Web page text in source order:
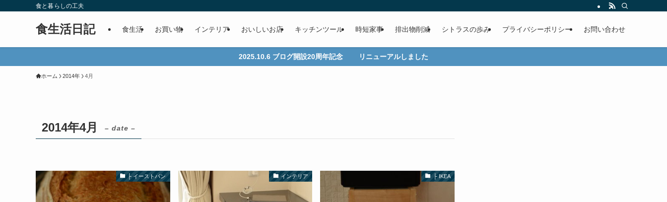
食と暮らしの工夫
食生活日記 食生活 お買い物 インテリア おいしいお店 キッチンツール 時短家事 排出物削減 シトラスの歩み プライバシーポリシー お問い合わせ
2025.10.6 ブログ開設20周年記念 リニューアルしました
ホーム 2014年 4月
2014年4月 – date –
├ イーストパン インテリア ├ IKEA